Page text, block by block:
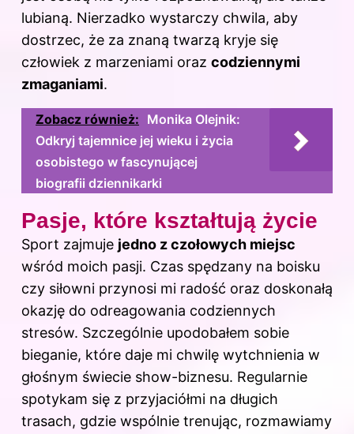
lubianą. Nierzadko wystarczy chwila, aby
dostrzec, że za znaną twarzą kryje się
człowiek z marzeniami oraz codziennymi
zmaganiami.
Zobacz również: Monika Olejnik:
Odkryj tajemnice jej wieku i życia
osobistego w fascynującej
biografii dziennikarki
Pasje, które kształtują życie
Sport zajmuje jedno z czołowych miejsc
wśród moich pasji. Czas spędzany na boisku
czy siłowni przynosi mi radość oraz doskonałą
okazję do odreagowania codziennych
stresów. Szczególnie upodobałem sobie
bieganie, które daje mi chwilę wytchnienia w
głośnym świecie show-biznesu. Regularnie
spotykam się z przyjaciółmi na długich
trasach, gdzie wspólnie trenując, rozmawiamy